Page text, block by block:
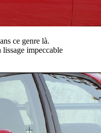
ce genre là.
impeccable